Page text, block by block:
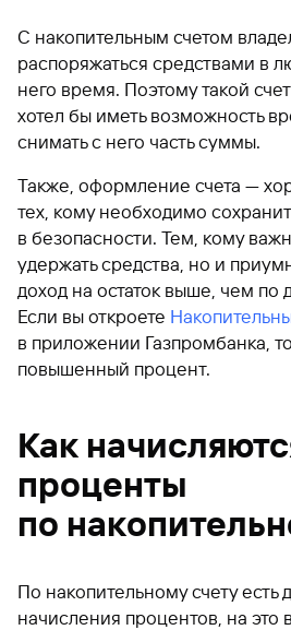
С накопительным счетом
распоряжаться средствами в
него время. Поэтому такой
хотел бы иметь возможность
снимать с него часть суммы.
Также, оформление счета —
тех, кому необходимо
в безопасности. Тем, кому
удержать средства, но и
доход на остаток выше, чем по
Если вы откроете
в приложении Газпромбанка,
повышенный процент.
Как
проценты
по
По накопительному счету есть
начисления процентов, на это